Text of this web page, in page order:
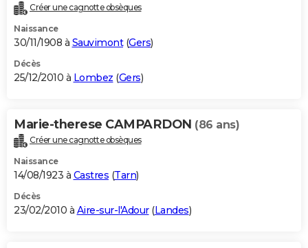
Créer une cagnotte obsèques
Naissance
30/11/1908 à Sauvimont(Gers)
Décès
25/12/2010 à Lombez (Gers)
Marie-therese CAMPARDON (86 ans)
Créer une cagnotte obsèques
Naissance
14/08/1923 à Castres (Tarn)
Décès
23/02/2010 à Aire-sur-l'Adour(Landes)